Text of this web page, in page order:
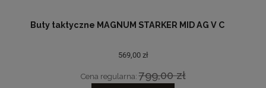
Buty taktyczne MAGNUM STARKER MID AG V C
569,00 zł
Cena regularna:799,00 zł